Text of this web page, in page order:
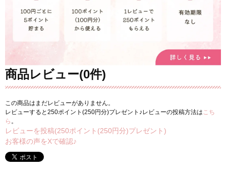
商品レビュー(0件)
この商品はまだレビューがありません。
レビューすると250ポイント(250円分)プレゼント♪レビューの投稿方法はこち
ら 。
レビューを投稿(250ポイント(250円分)プレゼント)
お客様の声をXで確認♪